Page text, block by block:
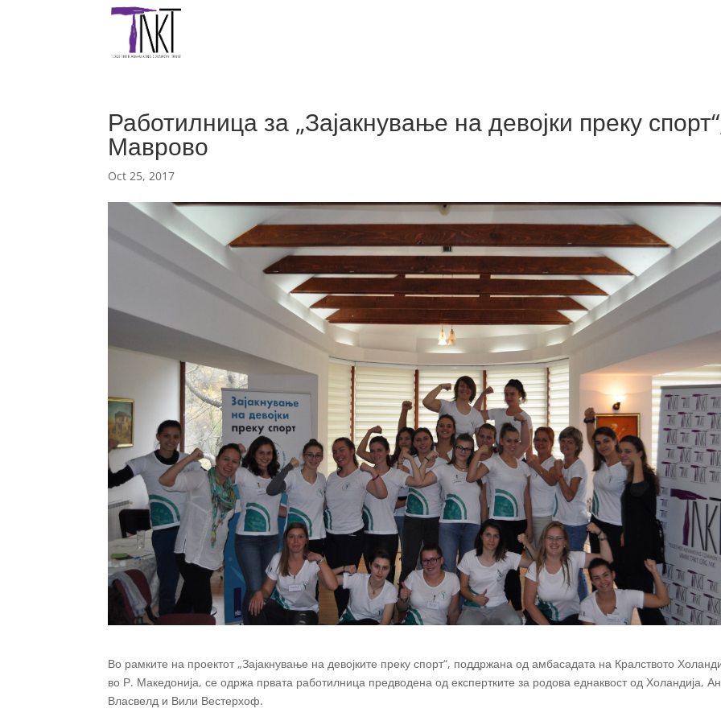
Работилница за „Зајакнување на девојки преку
Маврово
Oct 25, 2017
Во рамките на проектот „Зајакнување на девојките преку спорт“, поддржана од амбасадата на Кралството
во Р. Македонија, се одржа првата работилница предводена од експертките за родова еднаквост од Холандија,
Власвелд и Вили Вестерхоф.